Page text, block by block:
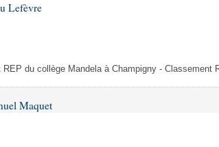
Lefèvre
du collège Mandela à Champigny - Classement
Maquet